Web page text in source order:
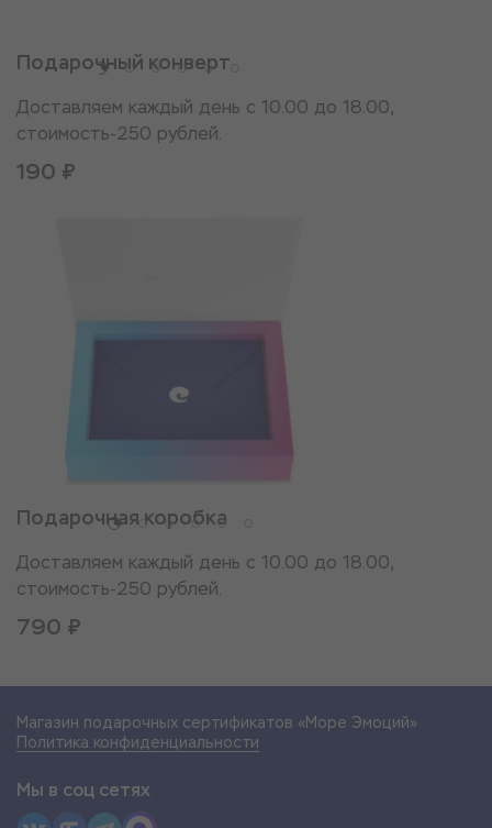
Подарочный конверт
Доставляем каждый день с 10.00 до 18.00,
стоимость-250 рублей.
190 ₽
Подарочная коробка
Доставляем каждый день с 10.00 до 18.00,
стоимость-250 рублей.
790 ₽
Магазин подарочных сертификатов «Море Эмоций»
Политика конфиденциальности
Мы в соц сетях